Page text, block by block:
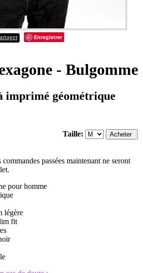
Enregistrer
- Bulgomme
imprimé géométrique
Taille:
passées maintenant ne seront
pour homme
légère
fit